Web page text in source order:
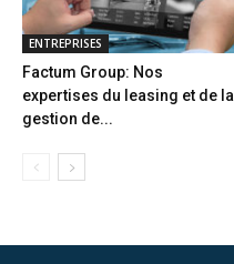
ENTREPRISES
Factum Group: Nos
expertises du leasing et de la
gestion de...